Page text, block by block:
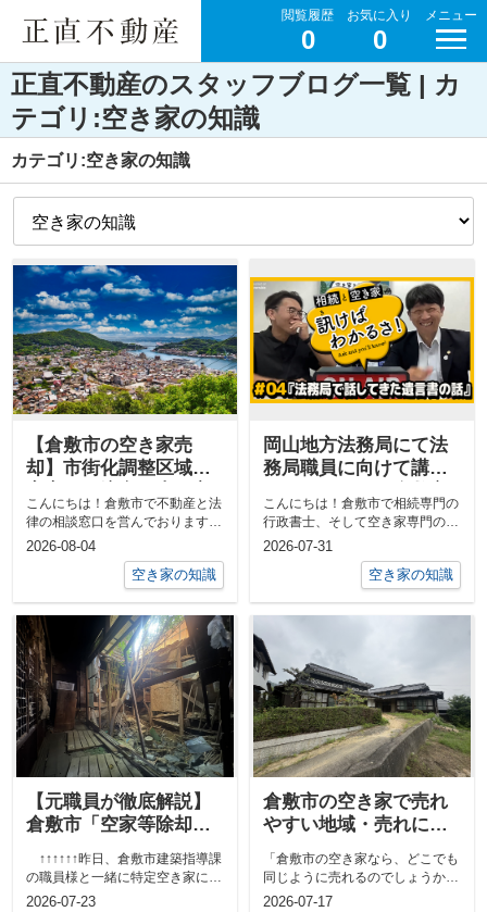
閲覧履歴
0
お気に入り
0
メニュー
正直不動産のスタッフブログ一覧 | カ
テゴリ:空き家の知識
カテゴリ:空き家の知識
【倉敷市の空き家売
却】市街化調整区域の
の違いと「瑕疵担保責
任」のリスクをプロが
こんにちは！倉敷市で不動産と法
律の相談窓口を営んでおります、
行政書士・宅建士の正直不動産の
2026-08-04
空き家の知識
岡山地方法務局にて法
務局職員に向けて講演
で空き家のことなら正
直不動産へー
こんにちは！倉敷市で相続専門の
行政書士、そして空き家専門の不
動産屋として活動している「相続
2026-07-31
空き家の知識
【元職員が徹底解説】
倉敷市「空家等除却
（解体）事業費補助
金」の申請手順と契約
前の注意点
↑↑↑↑↑↑昨日、倉敷市建築指導課
の職員様と一緒に特定空き家にな
るか？という現地を一緒に確認し
2026-07-23
倉敷市の空き家で売れ
やすい地域・売れにく
い地域ランキング
「倉敷市の空き家なら、どこでも
同じように売れるのでしょうか」
相続した実家について、このよう
2026-07-17